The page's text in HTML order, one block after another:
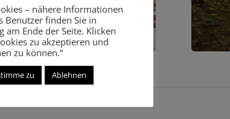
– nähere Informationen
Benutzer finden Sie in
am Ende der Seite. Klicken
zu akzeptieren und
zu können.“
zu Ablehnen